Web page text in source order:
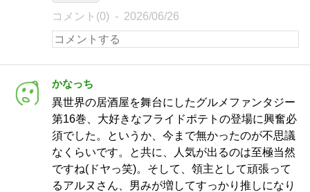
コメント(0) 2026/06/26
かなっち
異世界の居酒屋を舞台にしたグルメファンタジー
第16巻、大好きなフライドポテトの登場に興奮必
須でした。というか、今まで無かったのが不思議
なくらいです。と共に、人気が出るのは至極当然
ですね(ドヤっ笑)。そして、領主として頑張って
るアルヌさん、男みが増してすっかり推しになり